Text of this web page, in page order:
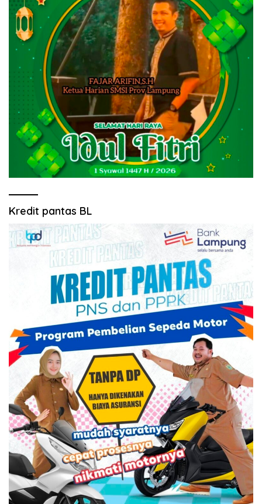
Kredit pantas BL